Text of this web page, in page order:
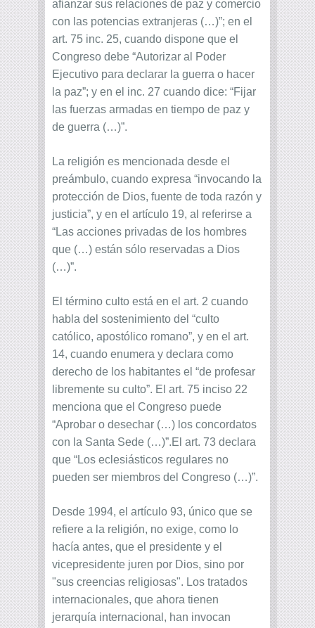
afianzar sus relaciones de paz y comercio
con las potencias extranjeras (…)”; en el
art. 75 inc. 25, cuando dispone que el
Congreso debe “Autorizar al Poder
Ejecutivo para declarar la guerra o hacer
la paz”; y en el inc. 27 cuando dice: “Fijar
las fuerzas armadas en tiempo de paz y
de guerra (…)”.
La religión es mencionada desde el
preámbulo, cuando expresa “invocando la
protección de Dios, fuente de toda razón y
justicia”, y en el artículo 19, al referirse a
“Las acciones privadas de los hombres
que (…) están sólo reservadas a Dios
(…)”.
El término culto está en el art. 2 cuando
habla del sostenimiento del “culto
católico, apostólico romano”, y en el art.
14, cuando enumera y declara como
derecho de los habitantes el “de profesar
libremente su culto”. El art. 75 inciso 22
menciona que el Congreso puede
“Aprobar o desechar (…) los concordatos
con la Santa Sede (…)”.El art. 73 declara
que “Los eclesiásticos regulares no
pueden ser miembros del Congreso (…)”.
Desde 1994, el artículo 93, único que se
refiere a la religión, no exige, como lo
hacía antes, que el presidente y el
vicepresidente juren por Dios, sino por
"sus creencias religiosas". Los tratados
internacionales, que ahora tienen
jerarquía internacional, han invocan